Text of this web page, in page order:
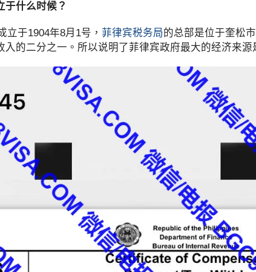
于什么时候？
于1904年8月1号， 菲律宾税务局的总部是位于奎松
入的二分之一。所以说明了菲律宾政府最大的经济来源